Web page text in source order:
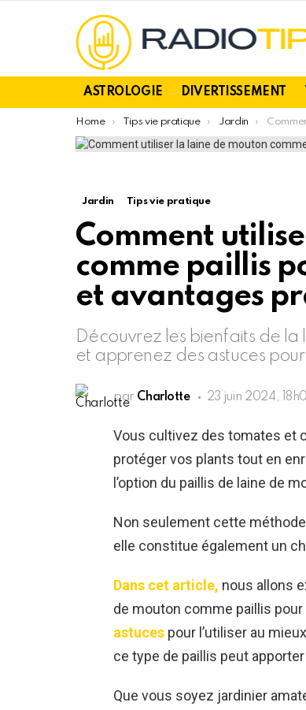
ASTROLOGIE DIVERTISSEMENT
You are here:
Home Tips vie pratique Jardin Comment utiliser la
Jardin Tips vie pratique
Comment
comme paillis
et avantages
Découvrez les bienfaits de
et apprenez des astuces
par Charlotte 23 juin 2024,
Vous cultivez des tomates et
protéger vos plants tout en
l’option du paillis de laine de
Non seulement cette
elle constitue également un
Dans cet article, nous allons
de mouton comme paillis
astuces pour l’utiliser au
ce type de paillis peut apporter
Que vous soyez jardinier